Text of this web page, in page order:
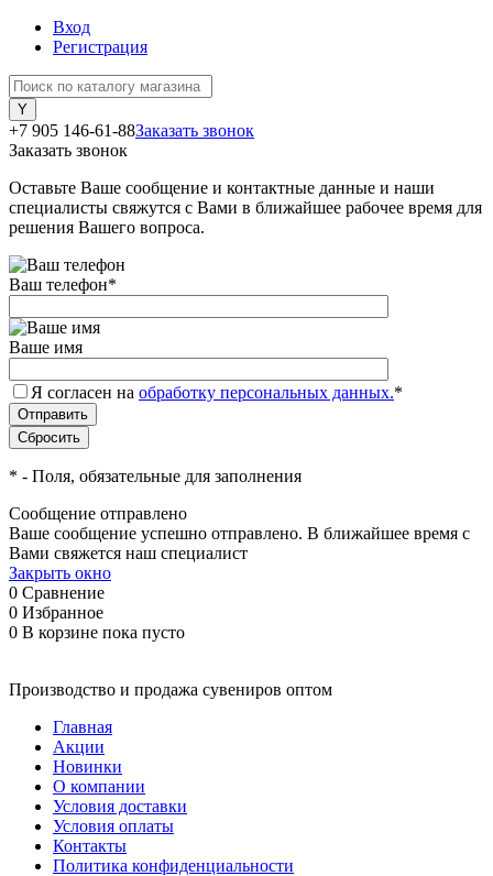
Вход
Регистрация
+7 905 146-61-88Заказать звонок
Заказать звонок
Оставьте Ваше сообщение и контактные данные и наши
специалисты свяжутся с Вами в ближайшее рабочее время для
решения Вашего вопроса.
Ваш телефон*
Ваше имя
Я согласен на обработку персональных данных.*
* - Поля, обязательные для заполнения
Сообщение отправлено
Ваше сообщение успешно отправлено. В ближайшее время с
Вами свяжется наш специалист
Закрыть окно
0 Сравнение
0 Избранное
0 В корзине пока пусто
Производство и продажа сувениров оптом
Главная
Акции
Новинки
О компании
Условия доставки
Условия оплаты
Контакты
Политика конфиденциальности